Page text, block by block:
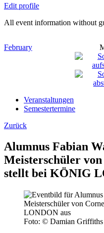
Edit profile
All event information without
February
Veranstaltungen
Semestertermine
Zurück
Alumnus Fabian
Meisterschüler
stellt bei KÖNIG
Foto: © Damian Griffiths